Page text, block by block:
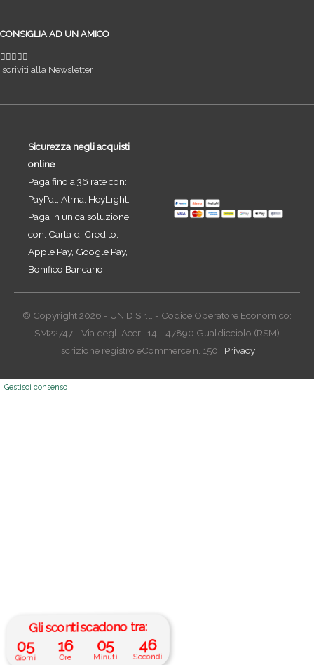
CONSIGLIA AD UN AMICO
Iscriviti alla Newsletter
Sicurezza negli acquisti
online
Paga fino a 36 rate con:
PayPal, Alma, HeyLight.
Paga in unica soluzione
con: Carta di Credito,
Apple Pay, Google Pay,
Bonifico Bancario.
© Copyright 2026 - UNID S.r.l. - Codice Operatore Economico:
SM22747 - Via degli Aceri, 14 - 47890 Gualdicciolo (RSM)
Iscrizione registro eCommerce n. 150 | Privacy
Gestisci consenso
Gli sconti scadono tra:
05
Giorni
16
Ore
05
Minuti
45
Secondi